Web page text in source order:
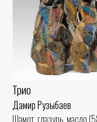
Трио
Дамир Рузыбаев